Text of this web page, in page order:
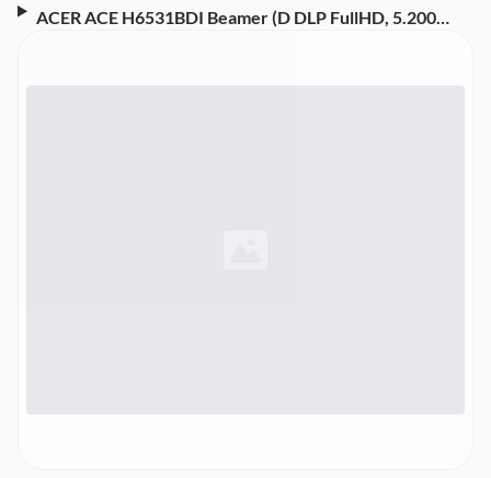
ACER ACE H6531BDI Beamer (D DLP FullHD, 5.200